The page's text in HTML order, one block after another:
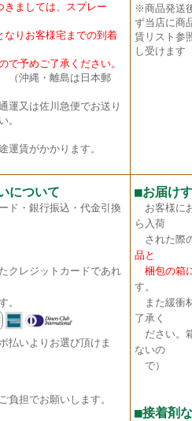
きましては、スプレー
りお客様宅までの到着
予めご了承ください。
沖縄・離島は日本郵
運又は佐川急便でお送り
。
賃がかかります。
※商品発送
ず当店に商
賃リスト参
し受けます
について
ド・銀行振込・代金引換
クレジットカードであれ
。
払いよりお選び頂けま
負担でお願いします。
■お届け
お客様に
ら入荷
された際
品と
梱包の箱
す。
また緩衝
了承く
ださい。
ないの
で）
■接着剤